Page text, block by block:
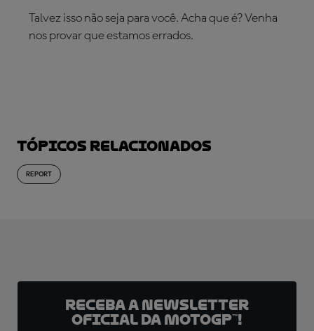
Talvez isso não seja para você. Acha que é? Venha
nos provar que estamos errados.
Tópicos relacionados
REPORT
Receba a newsletter
oficial da MotoGP™!